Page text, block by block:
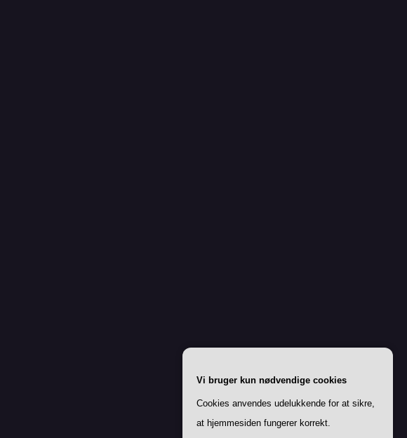
Vi bruger kun nødvendige cookies
Cookies anvendes udelukkende for at sikre,
at hjemmesiden fungerer korrekt.